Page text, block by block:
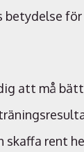
betydelse för
att må
skaffa rent